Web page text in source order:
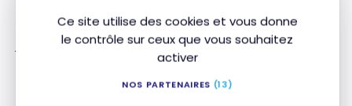
Ce site utilise des cookies et vous donne
le contrôle sur ceux que vous souhaitez
activer
NOS PARTENAIRES (13)
Avec cette offre de bienvenue vous pouvez obtenir
110 000 points Marriott Bonvoy:
80 000 pointsaprès avoir porté un